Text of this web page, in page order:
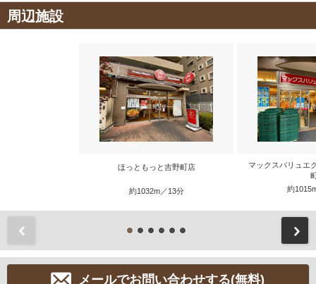
周辺施設
ほっともっと吉野町店
約1032m／13分
マックスバリュエ
約
メールでお問い合わせする(無料)